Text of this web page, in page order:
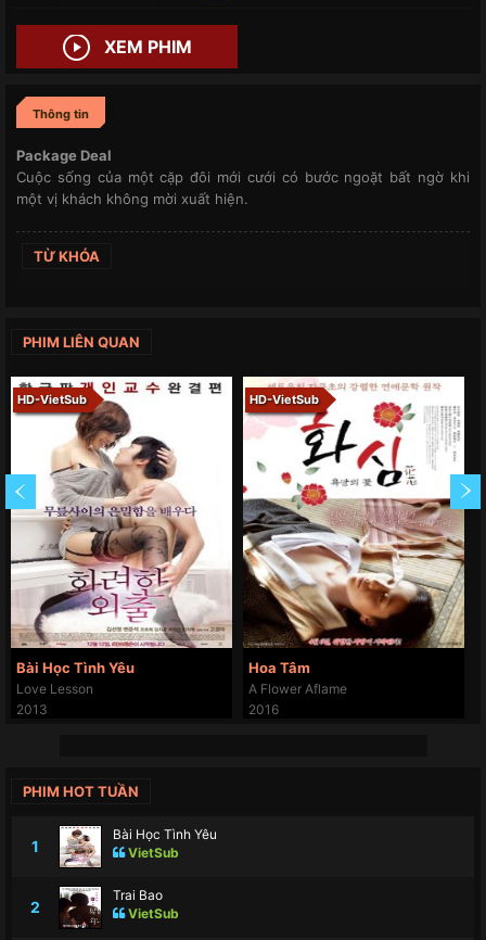
XEM PHIM
Thông tin
Package Deal
Cuộc sống của một cặp đôi mới cưới có bước ngoặt bất ngờ khi
một vị khách không mời xuất hiện.
TỪ KHÓA
PHIM LIÊN QUAN
HD-VietSub
Bài Học Tình Yêu
Love Lesson
2013
HD-VietSub
Hoa Tâm
A Flower Aflame
2016
PHIM HOT TUẦN
1
Bài Học Tình Yêu
VietSub
2
Trai Bao
VietSub